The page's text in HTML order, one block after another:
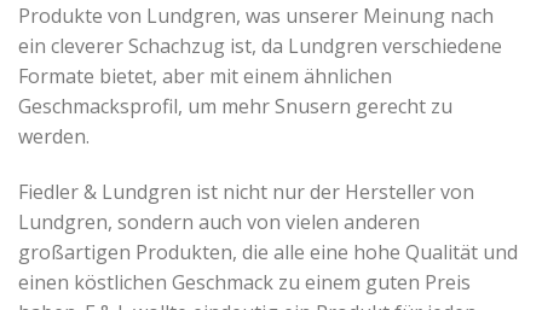
Produkte von Lundgren, was unserer Meinung nach
ein cleverer Schachzug ist, da Lundgren verschiedene
Formate bietet, aber mit einem ähnlichen
Geschmacksprofil, um mehr Snusern gerecht zu
werden.
Fiedler & Lundgren ist nicht nur der Hersteller von
Lundgren, sondern auch von vielen anderen
großartigen Produkten, die alle eine hohe Qualität und
einen köstlichen Geschmack zu einem guten Preis